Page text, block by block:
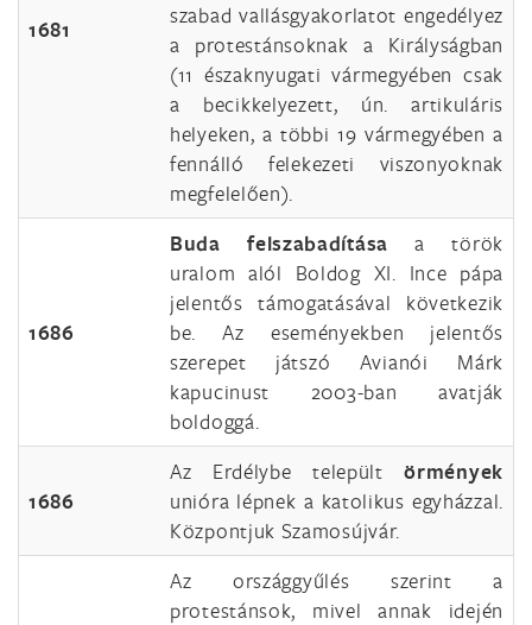
1681
szabad vallásgyakorlatot engedélyez
a protestánsoknak a Királyságban
(11 északnyugati vármegyében csak
a becikkelyezett, ún. artikuláris
helyeken, a többi 19 vármegyében a
fennálló felekezeti viszonyoknak
megfelelően).
1686
Buda felszabadítása a török
uralom alól Boldog XI. Ince pápa
jelentős támogatásával következik
be. Az eseményekben jelentős
szerepet játszó Avianói Márk
kapucinust 2003-ban avatják
boldoggá.
1686
Az Erdélybe települtörmények
unióra lépnek a katolikus egyházzal.
Központjuk Szamosújvár.
Az országgyűlés szerint a
protestánsok, mivel annak idején